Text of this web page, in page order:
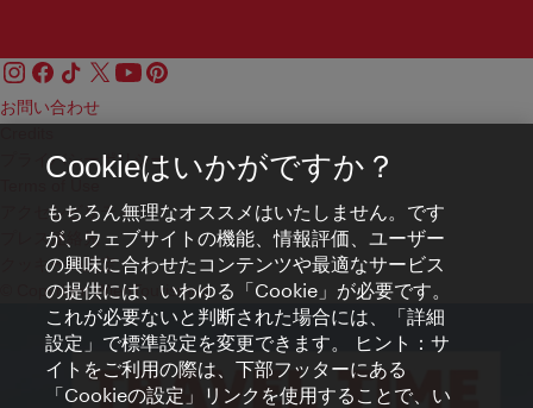
お問い合わせ
プライバシーポリシー
アクセシビリティ
プレス連絡先
クッキーの設定
© Copyright WienTourismus
Cookieはいかがですか？
もちろん無理なオススメはいたしません。です
が、ウェブサイトの機能、情報評価、ユーザー
の興味に合わせたコンテンツや最適なサービス
の提供には、いわゆる「Cookie」が必要です。
これが必要ないと判断された場合には、「詳細
設定」で標準設定を変更できます。 ヒント：サ
イトをご利用の際は、下部フッターにある
「Cookieの設定」リンクを使用することで、い